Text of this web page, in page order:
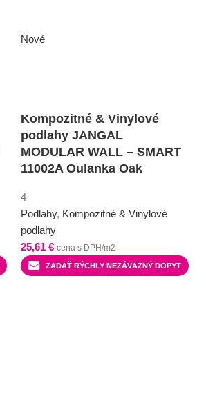
Nové
Kompozitné & Vinylové
podlahy JANGAL
MODULAR WALL – SMART
11002A Oulanka Oak
4
Podlahy, Kompozitné & Vinylové
podlahy
25,61€ cena s DPH/m2
ZADAŤ RÝCHLY NEZÁVÄZNÝ DOPYT